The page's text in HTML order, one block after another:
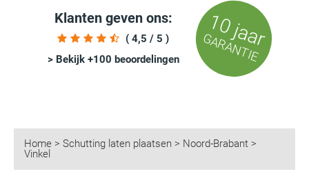
Klanten geven ons:
( 4,5 / 5 )
> Bekijk +100 beoordelingen
10 jaar
GARANTIE
Home > Schutting laten plaatsen > Noord-Brabant >
Vinkel